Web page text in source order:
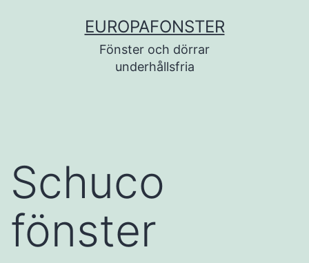
EUROPAFONSTER
Fönster och dörrar
underhållsfria
Schuco
fönster